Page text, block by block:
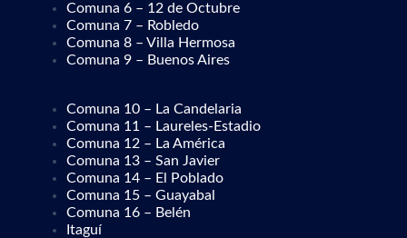
Comuna 6 – 12 de Octubre
Comuna 7 – Robledo
Comuna 8 – Villa Hermosa
Comuna 9 – Buenos Aires
Comuna 10 – La Candelaria
Comuna 11 – Laureles-Estadio
Comuna 12 – La América
Comuna 13 – San Javier
Comuna 14 – El Poblado
Comuna 15 – Guayabal
Comuna 16 – Belén
Itaguí